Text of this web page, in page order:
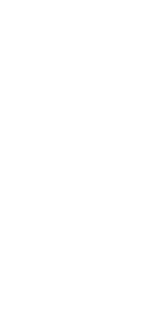
are used to help us analyze